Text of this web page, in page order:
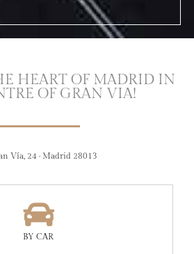
HEART OF MADRID IN
OF GRAN VIA!
Vía, 24 · Madrid 28013
BY CAR